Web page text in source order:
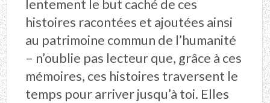
lentement le but caché de ces
histoires racontées et ajoutées ainsi
au patrimoine commun de l’humanité
– n’oublie pas lecteur que, grâce à ces
mémoires, ces histoires traversent le
temps pour arriver jusqu’à toi. Elles